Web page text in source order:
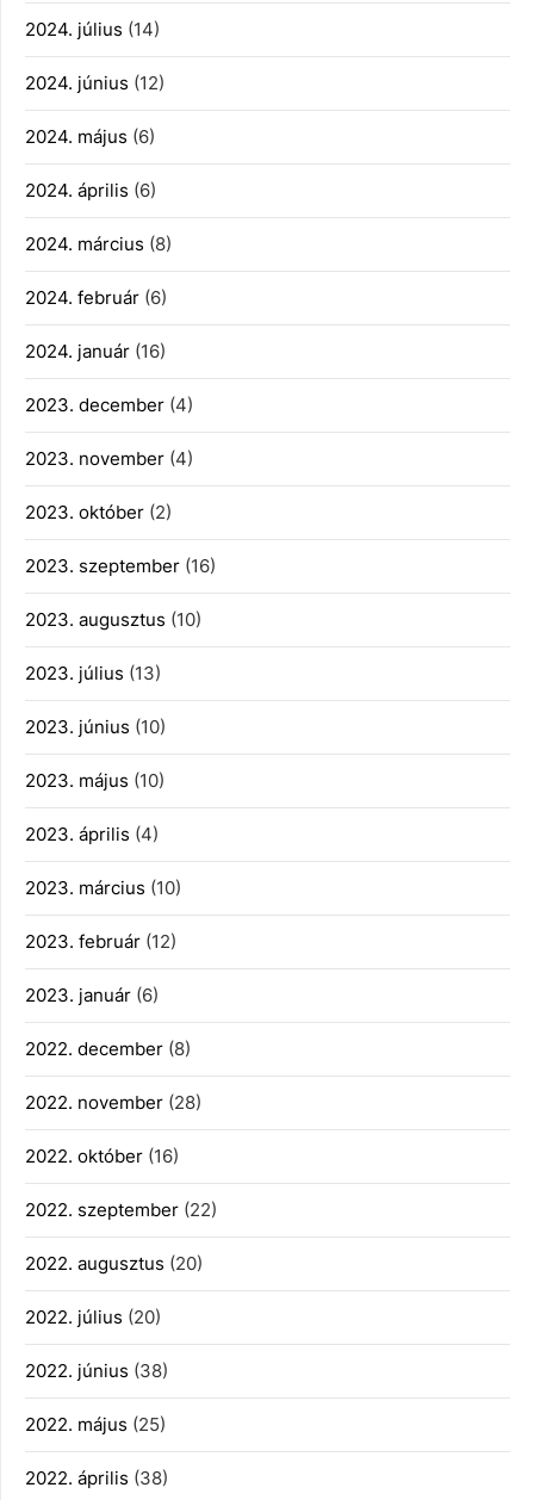
2024. július (14)
2024. június (12)
2024. május (6)
2024. április (6)
2024. március (8)
2024. február (6)
2024. január (16)
2023. december (4)
2023. november (4)
2023. október (2)
2023. szeptember (16)
2023. augusztus (10)
2023. július (13)
2023. június (10)
2023. május (10)
2023. április (4)
2023. március (10)
2023. február (12)
2023. január (6)
2022. december (8)
2022. november (28)
2022. október (16)
2022. szeptember (22)
2022. augusztus (20)
2022. július (20)
2022. június (38)
2022. május (25)
2022. április (38)